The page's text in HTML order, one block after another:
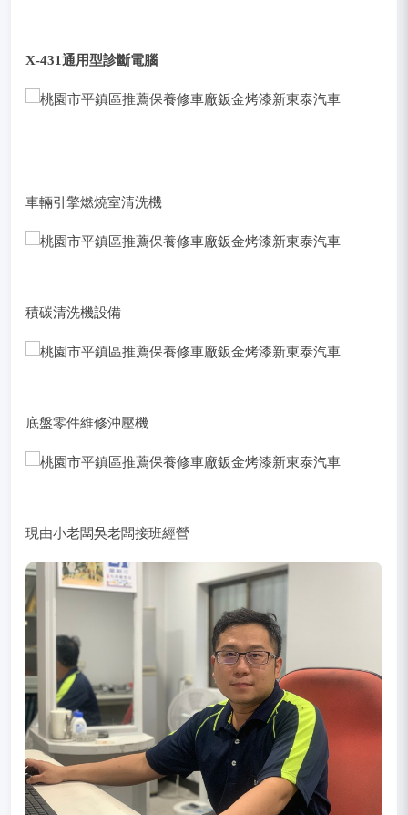
備有各大品牌係數油品，提供車主挑選使用。優先推薦高品
AUTOLAND OB91-VM專業版通用型診斷電腦
X-431通用型診斷電腦
車輛引擎燃燒室清洗機
積碳清洗機設備
底盤零件維修沖壓機
現由小老闆吳老闆接班經營